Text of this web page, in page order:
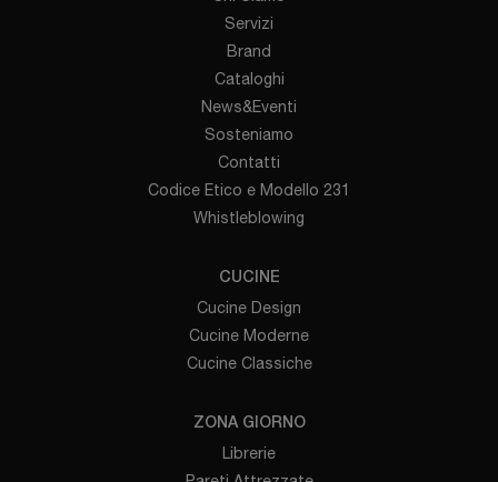
Servizi
Brand
Cataloghi
News&Eventi
Sosteniamo
Contatti
Codice Etico e Modello 231
Whistleblowing
CUCINE
Cucine Design
Cucine Moderne
Cucine Classiche
ZONA GIORNO
Librerie